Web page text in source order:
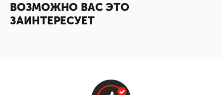
ВОЗМОЖНО ВАС ЭТО
ЗАИНТЕРЕСУЕТ